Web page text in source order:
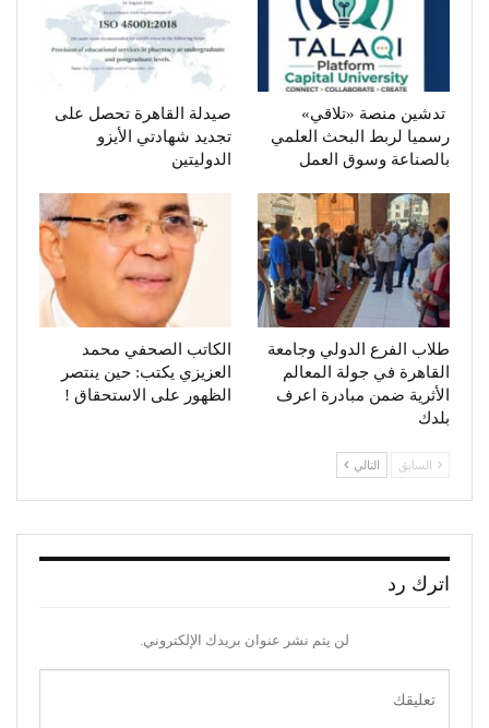
تدشين منصة «تلاقي»
رسميا لربط البحث العلمي
بالصناعة وسوق العمل
صيدلة القاهرة تحصل على
تجديد شهادتي الأيزو
الدوليتين
طلاب الفرع الدولي وجامعة
القاهرة في جولة المعالم
الأثرية ضمن مبادرة اعرف
بلدك
الكاتب الصحفي محمد
العزيزي يكتب: حين ينتصر
الظهور على الاستحقاق !
السابق التالي
اترك رد
لن يتم نشر عنوان بريدك الإلكتروني.